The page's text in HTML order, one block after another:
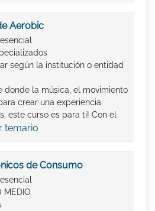
Aerobic
según la institución o entidad
donde la música, el movimiento
crear una experiencia
este curso es para ti! Con el
temario
de Consumo
MEDIO